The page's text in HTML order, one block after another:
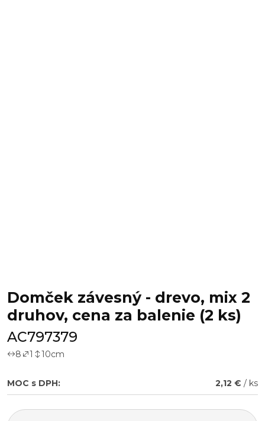
Domček závesný - drevo, mix 2
druhov, cena za balenie (2 ks)
AC797379
8 1 10cm
MOC s DPH: 2,12 € / ks